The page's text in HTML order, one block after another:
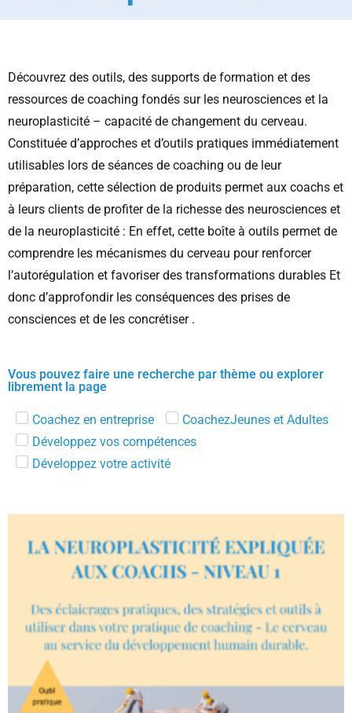
Découvrez des outils, des supports de formation et des
ressources de coaching fondés sur les neurosciences et la
neuroplasticité – capacité de changement du cerveau.
Constituée d’approches et d’outils pratiques immédiatement
utilisables lors de séances de coaching ou de leur
préparation, cette sélection de produits permet aux coachs et
à leurs clients de profiter de la richesse des neurosciences et
de la neuroplasticité : En effet, cette boîte à outils permet de
comprendre les mécanismes du cerveau pour renforcer
l’autorégulation et favoriser des transformations durables Et
donc d’approfondir les conséquences des prises de
consciences et de les concrétiser .
Vous pouvez faire une recherche par thème ou explorer
librement la page
Coachez en entreprise
CoachezJeunes et Adultes
Développez vos compétences
Développez votre activité